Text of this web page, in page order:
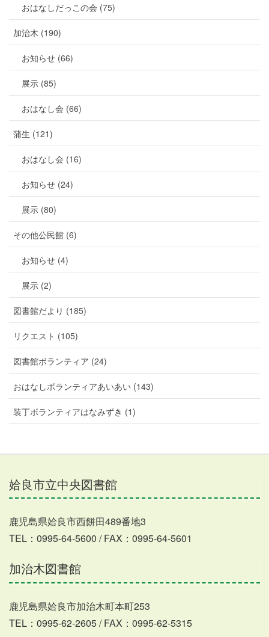
おはなしだっこの会 (75)
加治木 (190)
お知らせ (66)
展示 (85)
おはなし会 (66)
蒲生 (121)
おはなし会 (16)
お知らせ (24)
展示 (80)
その他公民館 (6)
お知らせ (4)
展示 (2)
図書館だより (185)
リクエスト (105)
図書館ボランティア (24)
おはなしボランティアあいあい (143)
装丁ボランティアはなみずき (1)
姶良市立中央図書館
鹿児島県姶良市西餅田489番地3
TEL：0995-64-5600 / FAX：0995-64-5601
加治木図書館
鹿児島県姶良市加治木町本町253
TEL：0995-62-2605 / FAX：0995-62-5315